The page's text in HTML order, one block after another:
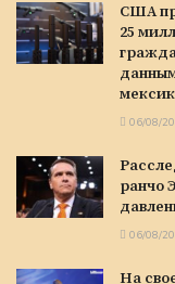
США
25
06/08/
ранчо
06/08/
На